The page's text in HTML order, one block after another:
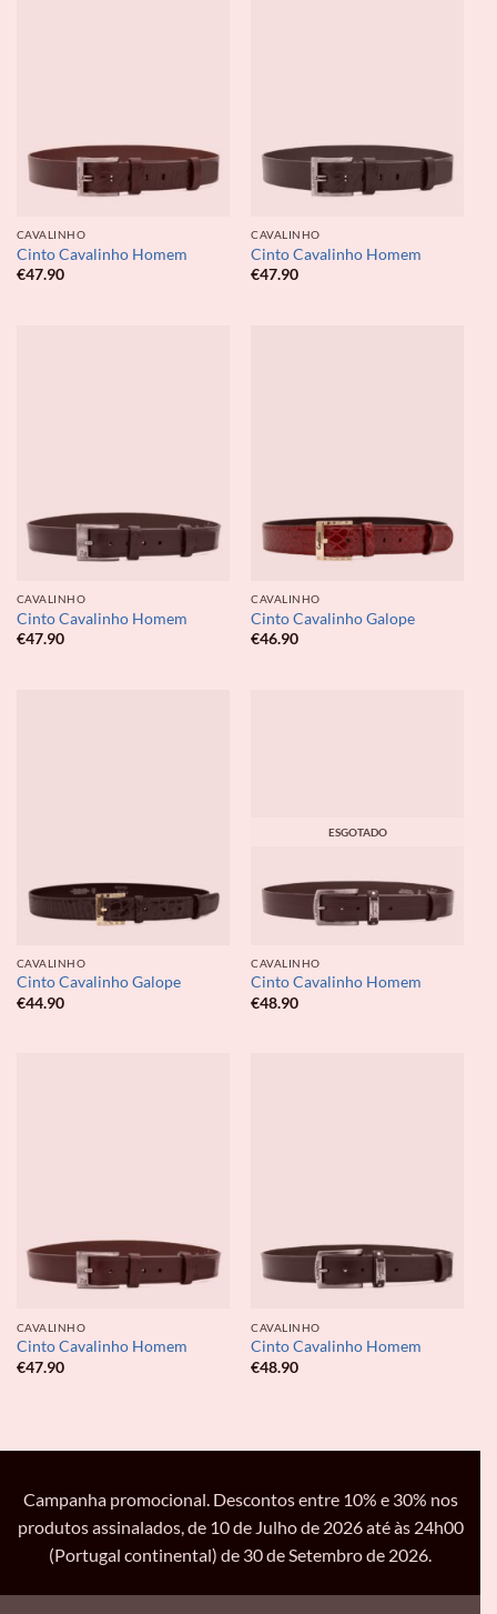
CAVALINHO
Cinto Cavalinho Homem
€47.90
CAVALINHO
Cinto Cavalinho Homem
€47.90
CAVALINHO
Cinto Cavalinho Homem
€47.90
CAVALINHO
Cinto Cavalinho Galope
€46.90
CAVALINHO
Cinto Cavalinho Galope
€44.90
ESGOTADO
CAVALINHO
Cinto Cavalinho Homem
€48.90
CAVALINHO
Cinto Cavalinho Homem
€47.90
CAVALINHO
Cinto Cavalinho Homem
€48.90
Campanha promocional. Descontos entre 10% e 30% nos
produtos assinalados, de 10 de Julho de 2026 até às 24h00
(Portugal continental) de 30 de Setembro de 2026.